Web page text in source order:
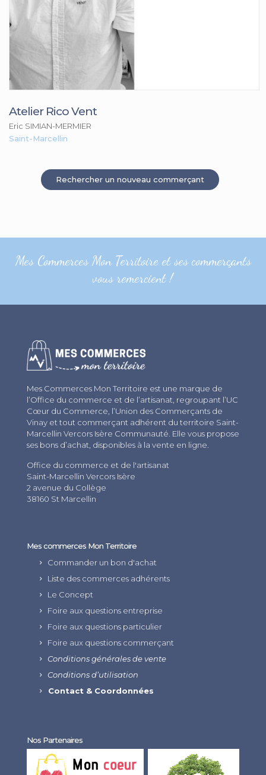
Atelier Rico Vent
Eric SIMIAN-MERMIER
Saint-Marcellin
Rechercher un nouveau commerçant
Mes Commerces Mon Territoire et ses commerçants
vous remercient !
Mes Commerces Mon Territoire est une marque de
l’Office du commerce et de l’artisanat, regroupant l’UC
Cœur du Commerce, l’Union des Commerçants de
Vinay et tout commerçant adhérent du territoire Saint-
Marcellin Vercors Isère Communauté. Elle vous propose
ses bons d’achat, disponibles à la vente en ligne.
Office du commerce et de l'artisanat
Saint-Marcellin Vercors Isère
2 avenue du Collège
38160 St Marcellin
Mes commerces Mon Territoire
Commander un bon d'achat
Liste des commerces adhérents
Le Concept
Foire aux questions entreprise
Foire aux questions particulier
Foire aux questions commerçant
Conditions générales de vente
Conditions d’utilisation
Contact & Coordonnées
Nos Partenaires